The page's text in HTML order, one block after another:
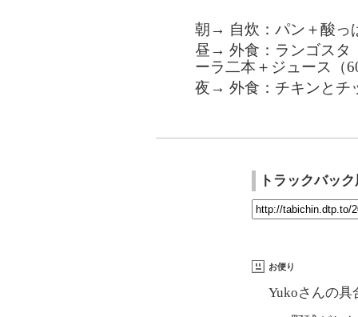
朝→ 自炊：パン＋酸っ
昼→ 外食：ランゴスタ
ーラ二本＋ジュース（
夜→ 外食：チキンとチ
トラックバッ
お便り
Yukoさんの